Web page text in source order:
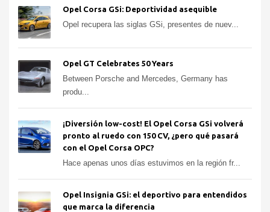
Opel Corsa GSi: Deportividad asequible
Opel recupera las siglas GSi, presentes de nuev...
Opel GT Celebrates 50 Years
Between Porsche and Mercedes, Germany has
produ...
¡Diversión low-cost! El Opel Corsa GSi volverá
pronto al ruedo con 150 CV, ¿pero qué pasará
con el Opel Corsa OPC?
Hace apenas unos días estuvimos en la región fr...
Opel Insignia GSi: el deportivo para entendidos
que marca la diferencia